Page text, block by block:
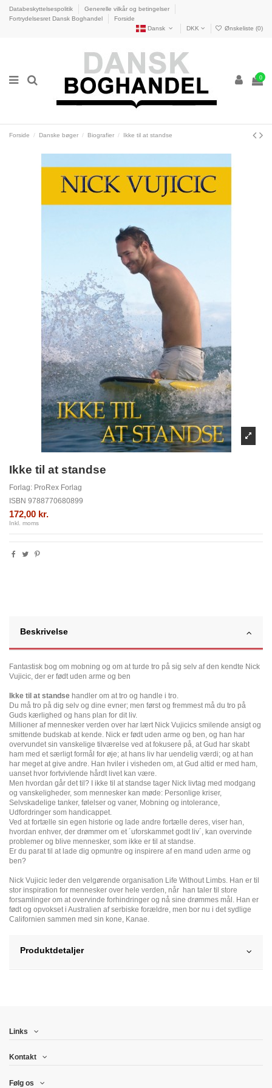
Databeskyttelsespolitik
Generelle vilkår og betingelser
Fortrydelsesret Dansk Boghandel
Forside
Dansk
DKK Ønskeliste (0)
0
Forside Danske bøger Biografier Ikke til at standse
Ikke til at standse
Forlag: ProRex Forlag
ISBN 9788770680899
172,00 kr.
Inkl. moms
Beskrivelse
Fantastisk bog om mobning og om at turde tro på sig selv af den kendte Nick
Vujicic, der er født uden arme og ben
Ikke til at standse handler om at tro og handle i tro.
Du må tro på dig selv og dine evner; men først og fremmest må du tro på
Guds kærlighed og hans plan for dit liv.
Millioner af mennesker verden over har lært Nick Vujicics smilende ansigt og
smittende budskab at kende. Nick er født uden arme og ben, og han har
overvundet sin vanskelige tilværelse ved at fokusere på, at Gud har skabt
ham med et særligt formål for øje; at hans liv har uendelig værdi; og at han
har meget at give andre. Han hviler i visheden om, at Gud altid er med ham,
uanset hvor fortvivlende hårdt livet kan være.
Men hvordan går det til? I ikke til at standse tager Nick livtag med modgang
og vanskeligheder, som mennesker kan møde: Personlige kriser,
Selvskadelige tanker, følelser og vaner, Mobning og intolerance,
Udfordringer som handicappet.
Ved at fortælle sin egen historie og lade andre fortælle deres, viser han,
hvordan enhver, der drømmer om et ´uforskammet godt liv´, kan overvinde
problemer og blive mennesker, som ikke er til at standse.
Er du parat til at lade dig opmuntre og inspirere af en mand uden arme og
ben?
Nick Vujicic leder den velgørende organisation Life Without Limbs. Han er til
stor inspiration for mennesker over hele verden, når han taler til store
forsamlinger om at overvinde forhindringer og nå sine drømmes mål. Han er
født og opvokset i Australien af serbiske forældre, men bor nu i det sydlige
Californien sammen med sin kone, Kanae.
Produktdetaljer
Links
Kontakt
Følg os